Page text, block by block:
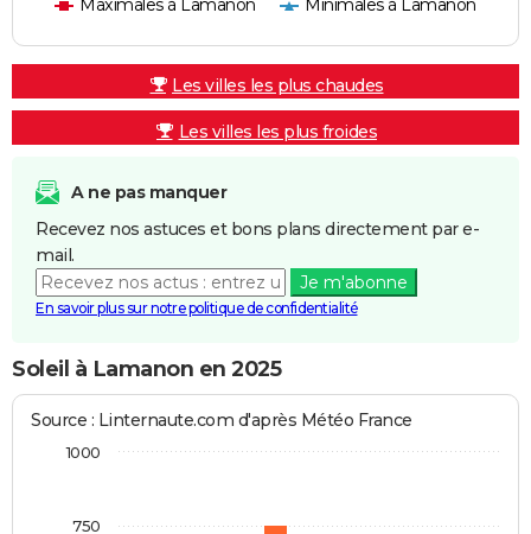
Maximales à Lamanon
Minimales à Lamanon
Les villes les plus chaudes
Les villes les plus froides
A ne pas manquer
Recevez nos astuces et bons plans directement par e-
mail.
Je m'abonne
En savoir plus sur notre politique de confidentialité
Soleil à Lamanon en 2025
Source : Linternaute.com d'après Météo France
750
1000